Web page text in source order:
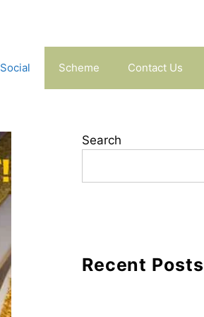
Social Scheme Contact Us
Search
Recent Posts